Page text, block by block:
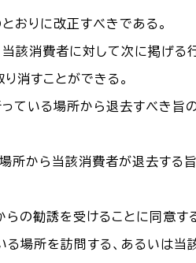
おりに改正すべきである。
該消費者に対して次に掲げる
消すことができる。
ている場所から退去すべき旨
所から当該消費者が退去する
の勧誘を受けることに同意
場所を訪問する、あるいは当